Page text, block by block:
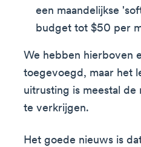
een maandelijkse
budget tot $50 per
We hebben hierboven
toegevoegd, maar het
uitrusting is meestal
te verkrijgen.
Het goede nieuws is